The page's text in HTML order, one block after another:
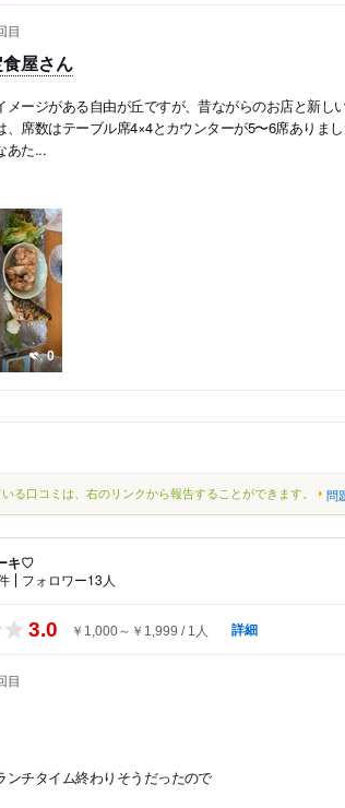
目
屋さん
メージがある自由が丘ですが、昔ながらのお店と新し
席数はテーブル席4×4とカウンターが5〜6席ありまし
あた...
0
る口コミは、右のリンクから報告することができます。 問
キ♡
フォロワー13人
3.0 ￥1,000～￥1,999 1人 詳細
目
ンチタイム終わりそうだったので